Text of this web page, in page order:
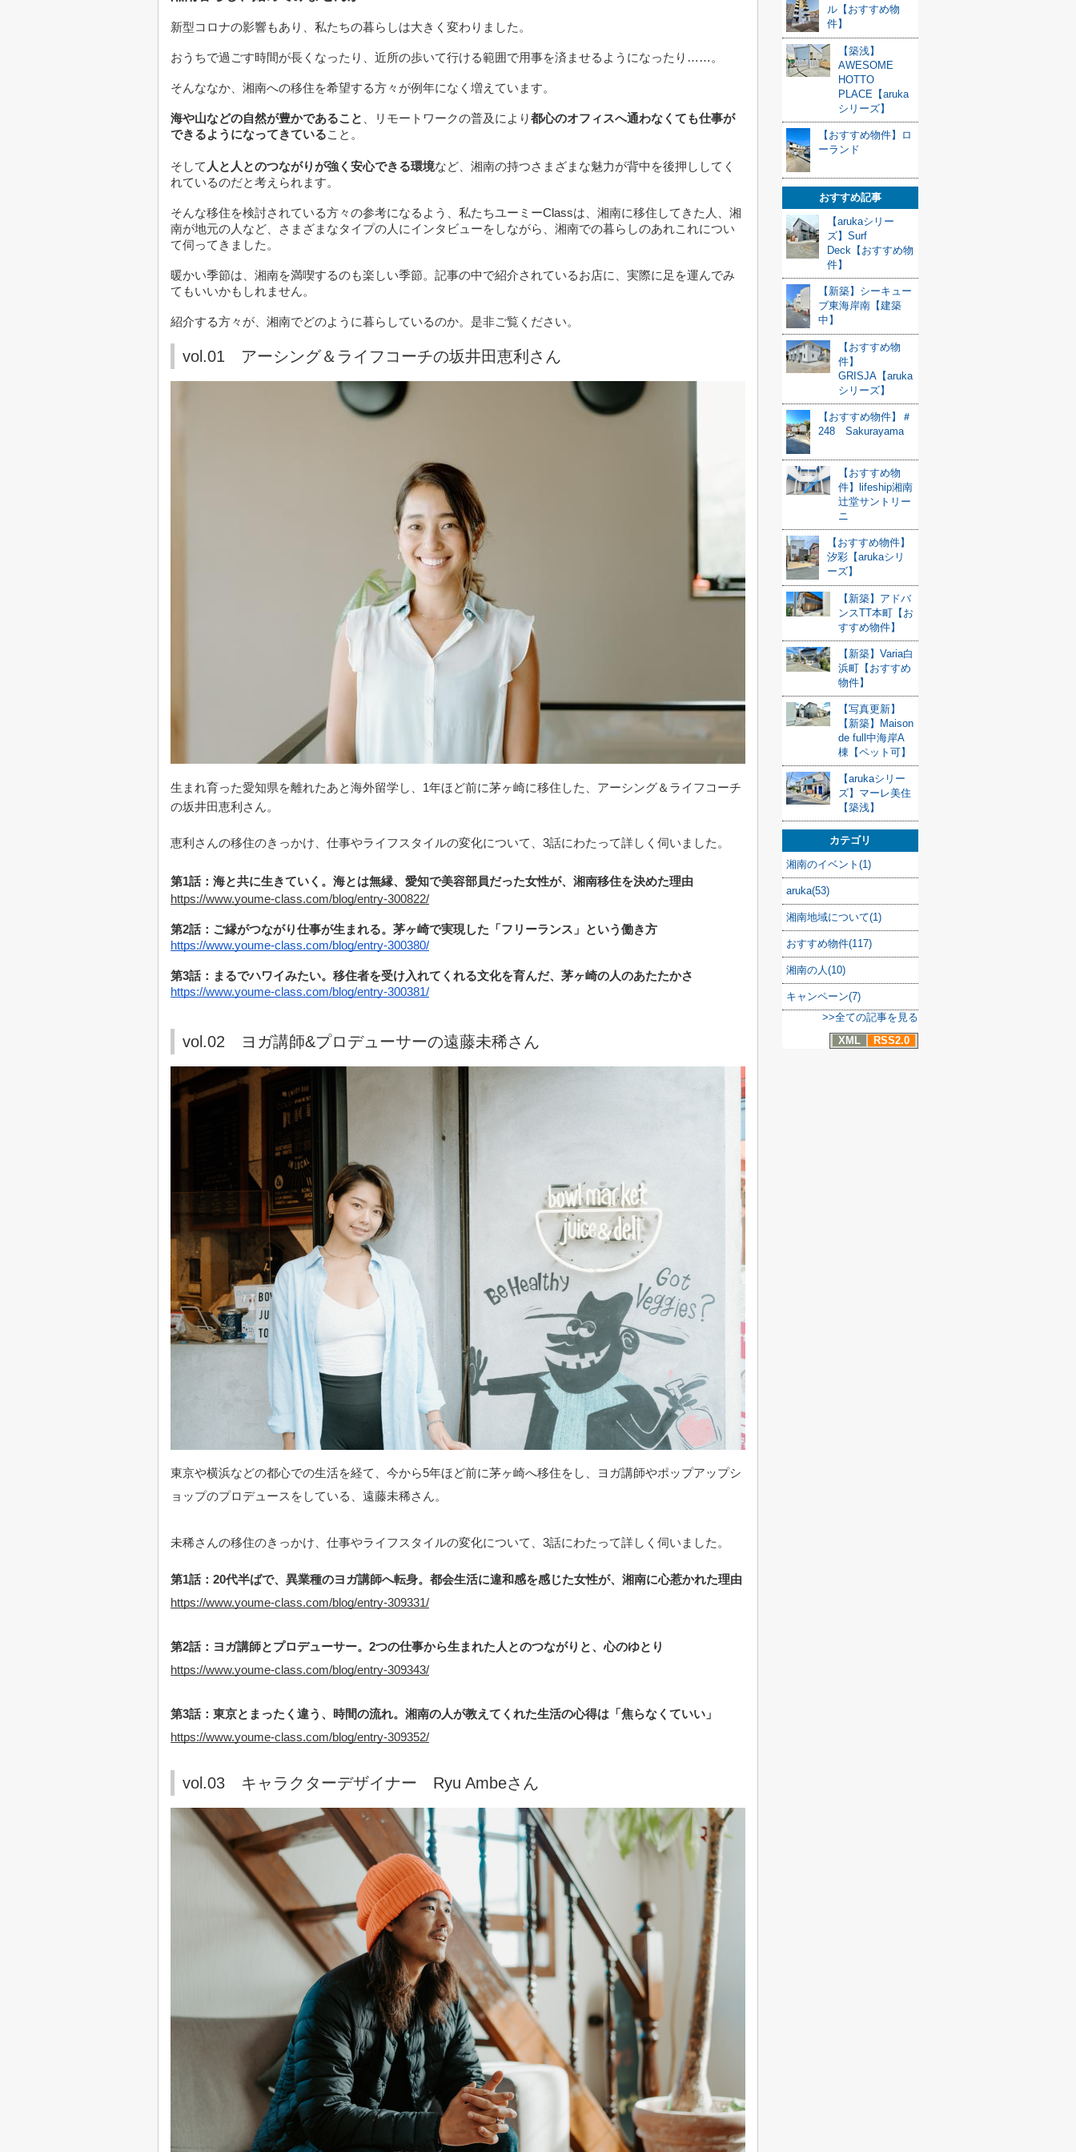
新型コロナの影響もあり、私たちの暮らしは大きく変わりました。
おうちで過ごす時間が長くなったり、近所の歩いて行ける範囲で用事を済ませるようになったり……。
そんななか、湘南への移住を希望する方々が例年になく増えています。
海や山などの自然が豊かであること 、リモートワークの普及により都心のオフィスへ通わなくても仕事が
できるようになってきていること。
そして 人と人とのつながりが強く安心できる環境など、湘南の持つさまざまな魅力が背中を後押ししてく
れているのだと考えられます。
そんな移住を検討されている方々の参考になるよう、私たちユーミーClassは、湘南に移住してきた人、湘
南が地元の人など、さまざまなタイプの人にインタビューをしながら、湘南での暮らしのあれこれについ
て伺ってきました。
暖かい季節は、湘南を満喫するのも楽しい季節。記事の中で紹介されているお店に、実際に足を運んでみ
てもいいかもしれません。
紹介する方々が、湘南でどのように暮らしているのか。是非ご覧ください。
vol.01 アーシング＆ライフコーチの坂井田恵利さん
生まれ育った愛知県を離れたあと海外留学し、1年ほど前に茅ヶ崎に移住した、アーシング＆ライフコーチ
の坂井田恵利さん。
恵利さんの移住のきっかけ、仕事やライフスタイルの変化について、3話にわたって詳しく伺いました。
第1話：海と共に生きていく。海とは無縁、愛知で美容部員だった女性が、湘南移住を決めた理由
https://www.youme-class.com/blog/entry-300822/
第2話：ご縁がつながり仕事が生まれる。茅ヶ崎で実現した「フリーランス」という働き方
https://www.youme-class.com/blog/entry-300380/
第3話：まるでハワイみたい。移住者を受け入れてくれる文化を育んだ、茅ヶ崎の人のあたたかさ
https://www.youme-class.com/blog/entry-300381/
vol.02 ヨガ講師&プロデューサーの遠藤未稀さん
東京や横浜などの都心での生活を経て、今から5年ほど前に茅ヶ崎へ移住をし、ヨガ講師やポップアップシ
ョップのプロデュースをしている、遠藤未稀さん。
未稀さんの移住のきっかけ、仕事やライフスタイルの変化について、3話にわたって詳しく伺いました。
第1話：20代半ばで、異業種のヨガ講師へ転身。都会生活に違和感を感じた女性が、湘南に心惹かれた理由
https://www.youme-class.com/blog/entry-309331/
第2話：ヨガ講師とプロデューサー。2つの仕事から生まれた人とのつながりと、心のゆとり
https://www.youme-class.com/blog/entry-309343/
第3話：東京とまったく違う、時間の流れ。湘南の人が教えてくれた生活の心得は「焦らなくていい」
https://www.youme-class.com/blog/entry-309352/
vol.03 キャラクターデザイナー Ryu Ambeさん
ル【おすすめ物
件】
【築浅】
AWESOME
HOTTO
PLACE【aruka
シリーズ】
【おすすめ物件】ロ
ーランド
おすすめ記事
【arukaシリー
ズ】Surf
Deck【おすすめ物
件】
【新築】シーキュー
ブ東海岸南【建築
中】
【おすすめ物
件】
GRISJA【aruka
シリーズ】
【おすすめ物件】＃
248 Sakurayama
【おすすめ物
件】lifeship湘南
辻堂サントリー
ニ
【おすすめ物件】
汐彩【arukaシリ
ーズ】
【新築】アドバ
ンスTT本町【お
すすめ物件】
【新築】Varia白
浜町【おすすめ
物件】
【写真更新】
【新築】Maison
de full中海岸A
棟【ペット可】
【arukaシリー
ズ】マーレ美住
【築浅】
カテゴリ
湘南のイベント(1)
aruka(53)
湘南地域について(1)
おすすめ物件(117)
湘南の人(10)
キャンペーン(7)
>>全ての記事を見る
XML
RSS2.0